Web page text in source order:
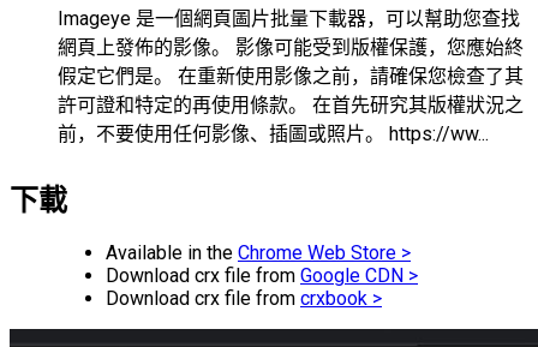
Imageye 是一個網頁圖片批量下載器，可以幫助您查找
網頁上發佈的影像。 影像可能受到版權保護，您應始終
假定它們是。 在重新使用影像之前，請確保您檢查了其
許可證和特定的再使用條款。 在首先研究其版權狀況之
前，不要使用任何影像、插圖或照片。 https://ww...
下載
Available in the Chrome Web Store >
Download crx file from Google CDN >
Download crx file from crxbook >